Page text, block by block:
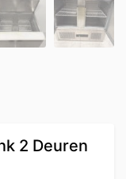
2 Deuren